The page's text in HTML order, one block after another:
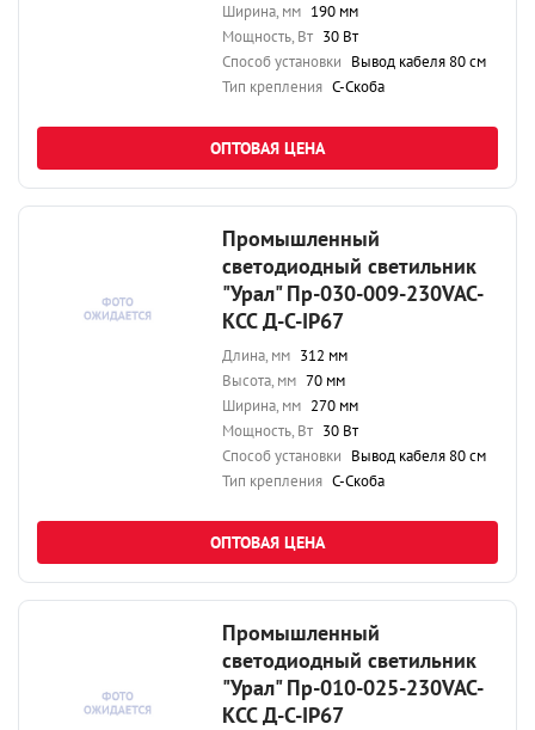
Ширина, мм 190 мм
Мощность, Вт 30 Вт
Способ установки Вывод кабеля 80 см
Тип крепления С-Скоба
ОПТОВАЯ ЦЕНА
Промышленный
светодиодный светильник
"Урал" Пр-030-009-230VAC-
КСС Д-С-IP67
Длина, мм 312 мм
Высота, мм 70 мм
Ширина, мм 270 мм
Мощность, Вт 30 Вт
Способ установки Вывод кабеля 80 см
Тип крепления С-Скоба
ОПТОВАЯ ЦЕНА
Промышленный
светодиодный светильник
"Урал" Пр-010-025-230VAC-
КСС Д-С-IP67